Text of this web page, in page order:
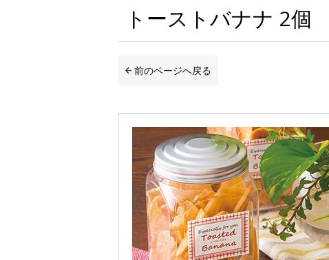
トーストバナナ 2個
前のページへ戻る